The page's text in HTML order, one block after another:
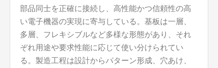
部品同士を正確に接続し、高性能かつ信頼性の高
い電子機器の実現に寄与している。基板は一層、
多層、フレキシブルなど多様な形態があり、それ
ぞれ用途や要求性能に応じて使い分けられてい
る。製造工程は設計からパターン形成、穴あけ、